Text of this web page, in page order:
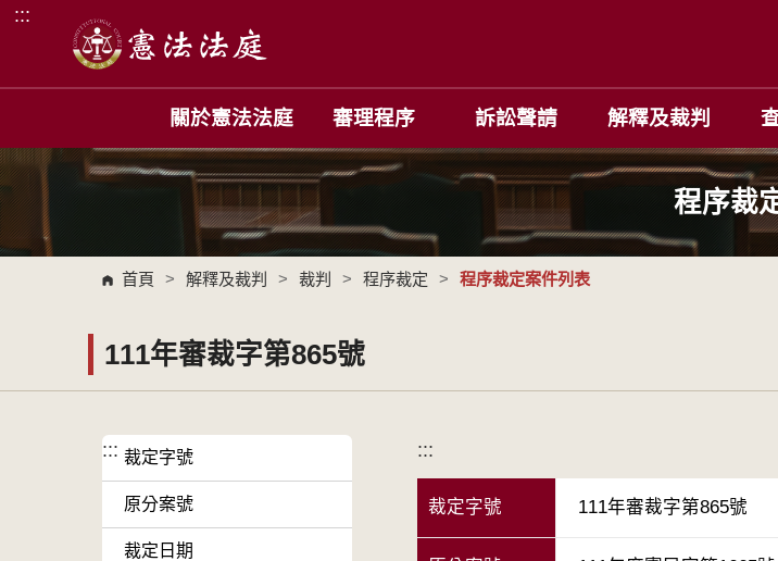
跳到主要內容區塊
:::
關於憲法法庭 審理程序 訴訟聲請 解釋及裁判
程序裁
首頁 > 解釋及裁判 > 裁判 > 程序裁定 > 程序裁定案件列表
111年審裁字第865號
::: 裁定字號
原分案號
裁定日期
:::
裁定字號 111年審裁字第865號